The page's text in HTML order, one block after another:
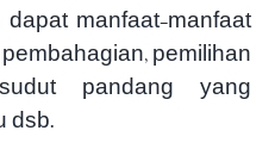
manfaat-manfaat
pemilihan
pandang yang
dsb.